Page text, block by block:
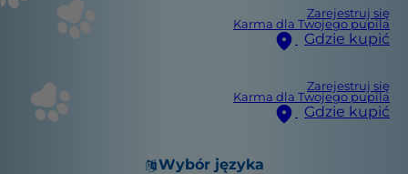
Zarejestruj się
Karma dla Twojego pupila
Gdzie kupić
Zarejestruj się
Karma dla Twojego pupila
Gdzie kupić
Wybór języka